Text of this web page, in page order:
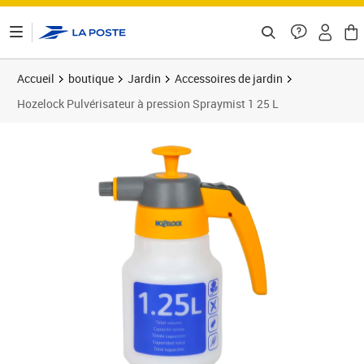
Accueil boutique Jardin
Accessoires de jardin
Hozelock Pulvérisateur à pression Spraymist 1 25 L